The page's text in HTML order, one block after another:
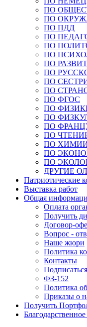
ПО
ПО
ПО ПДД
ПО
ПО
ПО
ПО
ПО
ПО
ПО
ПО ФГОС
ПО
ПО
ПО
ПО
ПО
ПО
ПО
ДРУГИЕ
Патриотические
Выставка работ
Общая
Оплата
Получить
Договор-
Вопрос -
Наше жюри
Политика
Контакты
ФЗ-152
Политика
Приказы о
Получить